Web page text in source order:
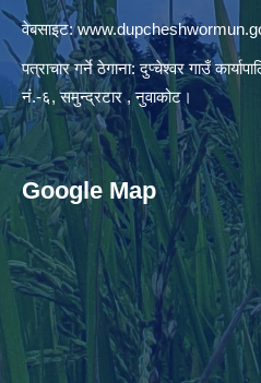
वेबसाइट:
पत्राचार गर्ने ठेगाना: दुप्चेश्वर गाउँ
नं.-६, समुन्द्रटार , नुवाकोट।
Google Map